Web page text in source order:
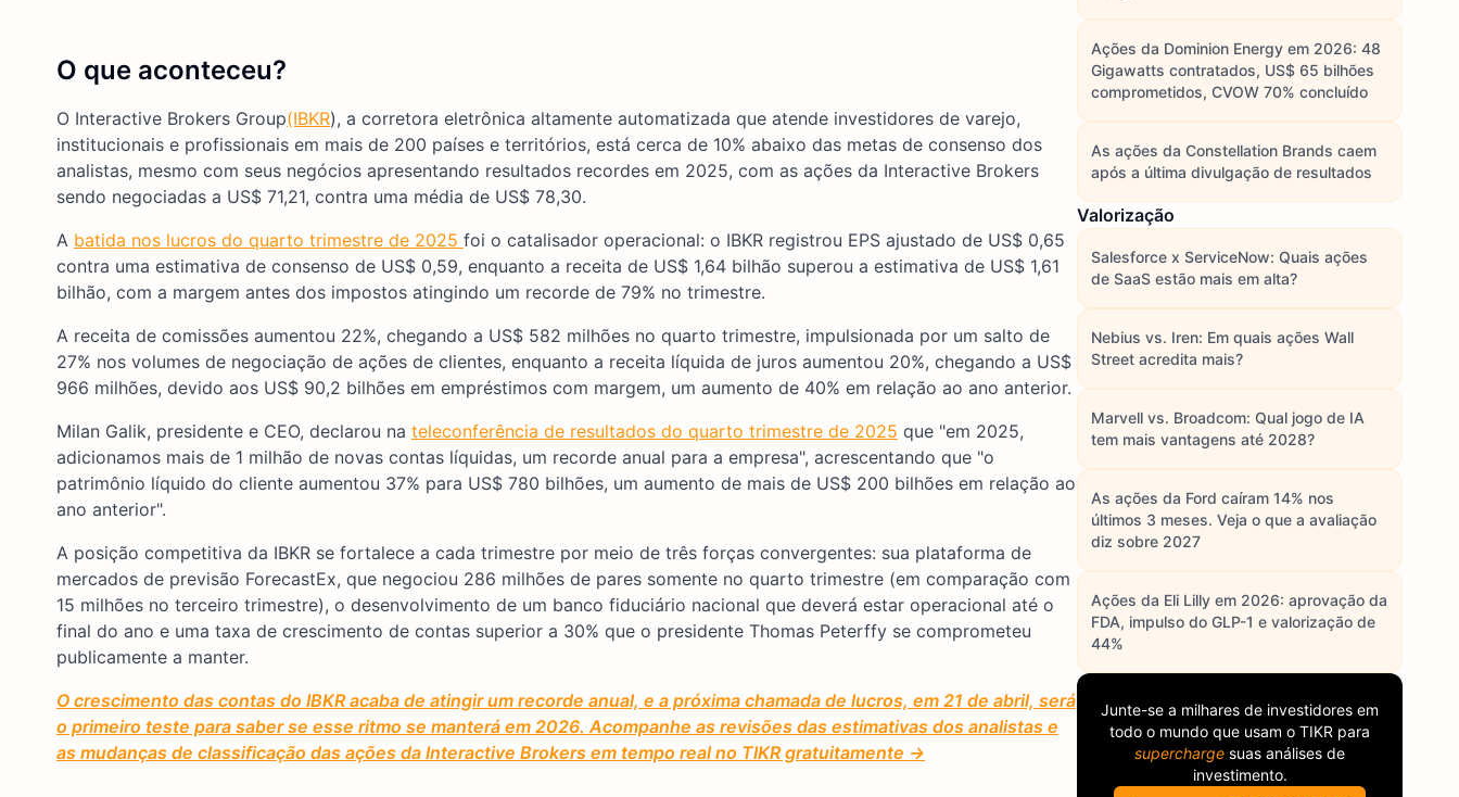
O que aconteceu?
O Interactive Brokers Group(IBKR), a corretora eletrônica altamente automatizada que atende investidores de varejo,
institucionais e profissionais em mais de 200 países e territórios, está cerca de 10% abaixo das metas de consenso dos
analistas, mesmo com seus negócios apresentando resultados recordes em 2025, com as ações da Interactive Brokers
sendo negociadas a US$ 71,21, contra uma média de US$ 78,30.
A batida nos lucros do quarto trimestre de 2025 foi o catalisador operacional: o IBKR registrou EPS ajustado de US$ 0,65
contra uma estimativa de consenso de US$ 0,59, enquanto a receita de US$ 1,64 bilhão superou a estimativa de US$ 1,61
bilhão, com a margem antes dos impostos atingindo um recorde de 79% no trimestre.
A receita de comissões aumentou 22%, chegando a US$ 582 milhões no quarto trimestre, impulsionada por um salto de
27% nos volumes de negociação de ações de clientes, enquanto a receita líquida de juros aumentou 20%, chegando a US$
966 milhões, devido aos US$ 90,2 bilhões em empréstimos com margem, um aumento de 40% em relação ao ano anterior.
Milan Galik, presidente e CEO, declarou na teleconferência de resultados do quarto trimestre de 2025 que "em 2025,
adicionamos mais de 1 milhão de novas contas líquidas, um recorde anual para a empresa", acrescentando que "o
patrimônio líquido do cliente aumentou 37% para US$ 780 bilhões, um aumento de mais de US$ 200 bilhões em relação ao
ano anterior".
A posição competitiva da IBKR se fortalece a cada trimestre por meio de três forças convergentes: sua plataforma de
mercados de previsão ForecastEx, que negociou 286 milhões de pares somente no quarto trimestre (em comparação com
15 milhões no terceiro trimestre), o desenvolvimento de um banco fiduciário nacional que deverá estar operacional até o
final do ano e uma taxa de crescimento de contas superior a 30% que o presidente Thomas Peterffy se comprometeu
publicamente a manter.
O crescimento das contas do IBKR acaba de atingir um recorde anual, e a próxima chamada de lucros, em 21 de abril, será
o primeiro teste para saber se esse ritmo se manterá em 2026. Acompanhe as revisões das estimativas dos analistas e
as mudanças de classificação das ações da Interactive Brokers em tempo real no TIKR gratuitamente →
Ações da Dominion Energy em 2026: 48
Gigawatts contratados, US$ 65 bilhões
comprometidos, CVOW 70% concluído
As ações da Constellation Brands caem
após a última divulgação de resultados
Valorização
Salesforce x ServiceNow: Quais ações
de SaaS estão mais em alta?
Nebius vs. Iren: Em quais ações Wall
Street acredita mais?
Marvell vs. Broadcom: Qual jogo de IA
tem mais vantagens até 2028?
As ações da Ford caíram 14% nos
últimos 3 meses. Veja o que a avaliação
diz sobre 2027
Ações da Eli Lilly em 2026: aprovação da
FDA, impulso do GLP-1 e valorização de
44%
Junte-se a milhares de investidores em
todo o mundo que usam o TIKR para
supercharge suas análises de
investimento.